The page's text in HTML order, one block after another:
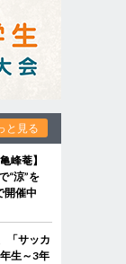
と見る
峰菴】
“涼”を
開催中
「サッカ
生～3年